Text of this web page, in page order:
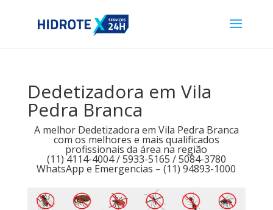
Dedetizadora em Vila
Pedra Branca
A melhor Dedetizadora em Vila Pedra Branca
com os melhores e mais qualificados
profissionais da área na região
(11) 4114-4004 / 5933-5165 / 5084-3780
WhatsApp e Emergencias – (11) 94893-1000